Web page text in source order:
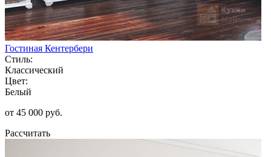
Гостиная Кентербери
Стиль:
Классический
Цвет:
Белый
от 45 000 руб.
Рассчитать